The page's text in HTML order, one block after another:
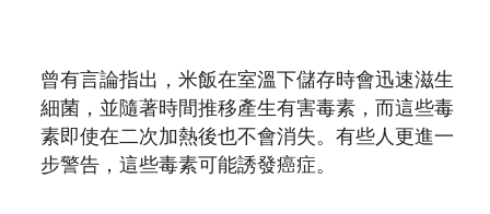
曾有言論指出，米飯在室溫下儲存時會迅速滋生
細菌，並隨著時間推移產生有害毒素，而這些毒
素即使在二次加熱後也不會消失。有些人更進一
步警告，這些毒素可能誘發癌症。